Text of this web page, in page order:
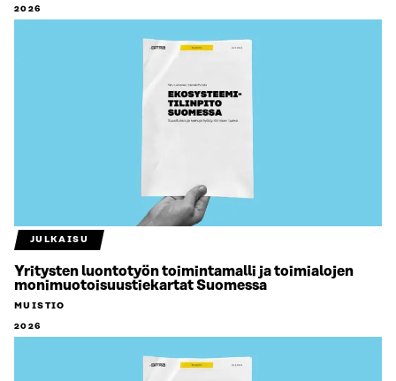
2026
JULKAISU
Yritysten luontotyön toimintamalli ja toimialojen
monimuotoisuustiekartat Suomessa
MUISTIO
2026